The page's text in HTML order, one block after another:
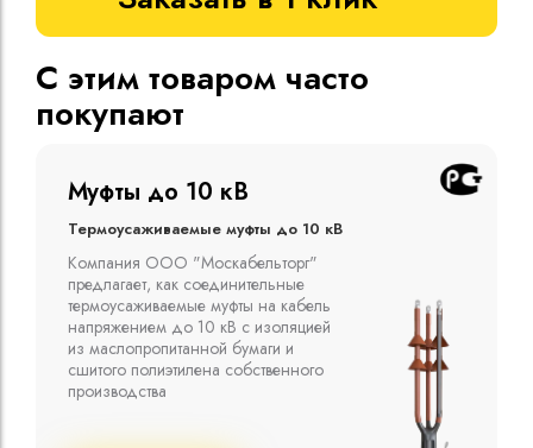
С этим товаром часто
покупают
Муфты до 10 кВ
Термоусаживаемые муфты до 10 кВ
Компания ООО "Москабельторг"
предлагает, как соединительные
термоусаживаемые муфты на кабель
напряжением до 10 кВ с изоляцией
из маслопропитанной бумаги и
сшитого полиэтилена собственного
производства